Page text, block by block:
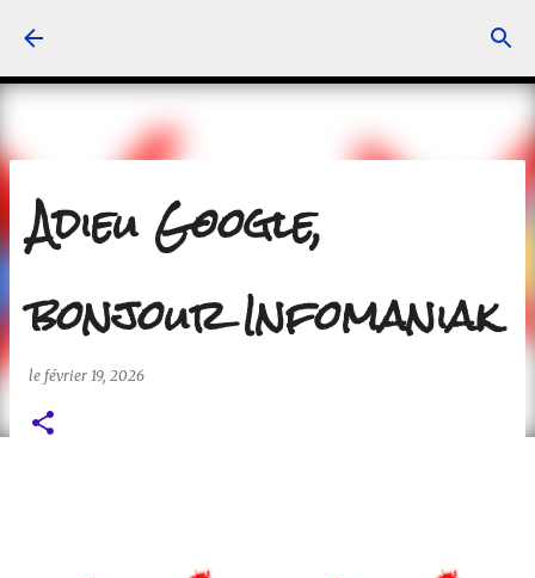
Adieu Google,
bonjour Infomaniak
le février 19, 2026